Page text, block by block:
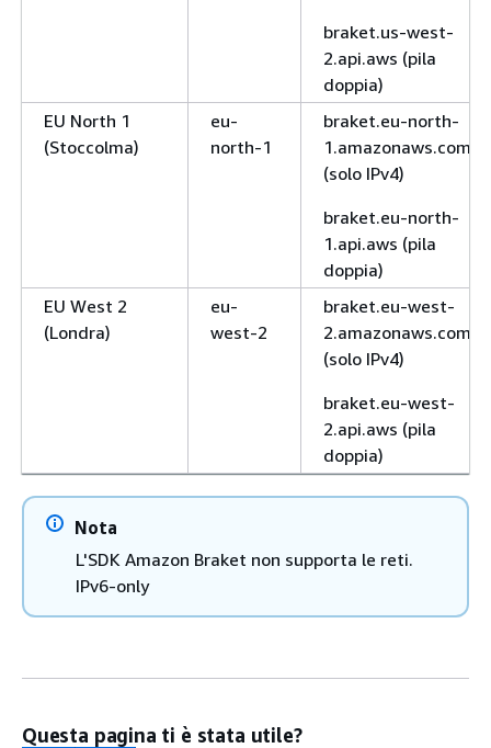
braket.us-west-
2.api.aws (pila
doppia)
EU North 1
(Stoccolma)
eu-
north-1
braket.eu-north-
1.amazonaws.com
(solo IPv4)
braket.eu-north-
1.api.aws (pila
doppia)
EU West 2
(Londra)
eu-
west-2
braket.eu-west-
2.amazonaws.com
(solo IPv4)
braket.eu-west-
2.api.aws (pila
doppia)
Nota
L'SDK Amazon Braket non supporta le reti.
IPv6-only
Questa pagina ti è stata utile?